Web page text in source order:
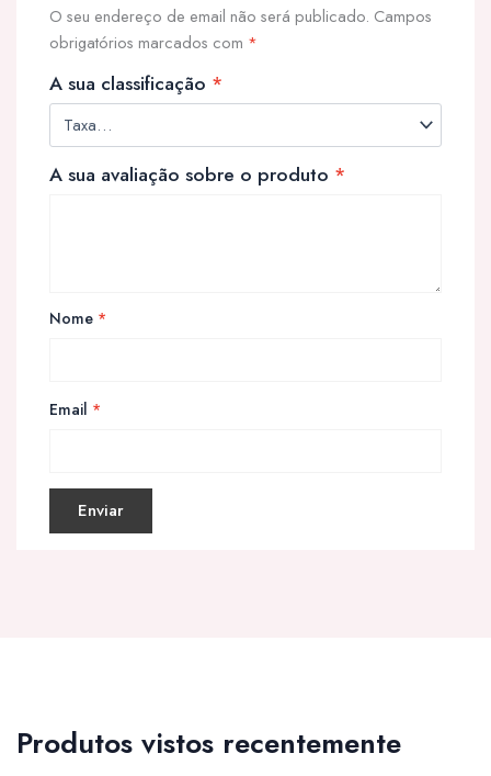
O seu endereço de email não será publicado. Campos
obrigatórios marcados com *
A sua classificação *
A sua avaliação sobre o produto *
Nome *
Email *
Produtos vistos recentemente